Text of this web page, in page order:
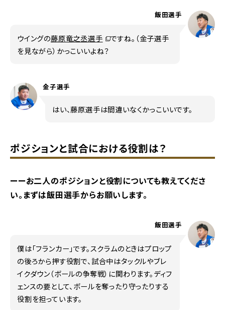
ウイングの藤原竜之丞選手別ウィンドウで開く
ですね。（金子選手
を見ながら）かっこいいよね？
飯田選手
はい、藤原選手は間違いなくかっこいいです。
金子選手
ポジションと試合における役割は？
ーーお二人のポジションと役割についても教えてくださ
い。まずは飯田選手からお願いします。
僕は「フランカー」です。スクラムのときはプロップ
の後ろから押す役割で、試合中はタックルやブレ
イクダウン（ボールの争奪戦）に関わります。ディフ
ェンスの要として、ボールを奪ったり守ったりする
役割を担っています。
飯田選手